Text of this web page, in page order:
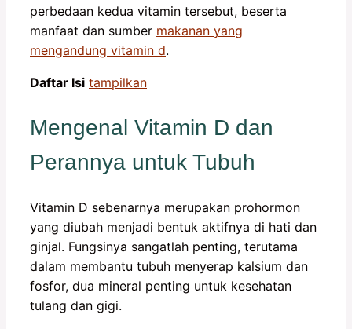
perbedaan kedua vitamin tersebut, beserta
manfaat dan sumber makanan yang
mengandung vitamin d.
Daftar Isi tampilkan
Mengenal Vitamin D dan
Perannya untuk Tubuh
Vitamin D sebenarnya merupakan prohormon
yang diubah menjadi bentuk aktifnya di hati dan
ginjal. Fungsinya sangatlah penting, terutama
dalam membantu tubuh menyerap kalsium dan
fosfor, dua mineral penting untuk kesehatan
tulang dan gigi.